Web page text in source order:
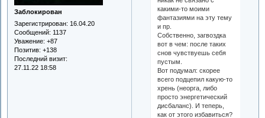
Заблокирован
Зарегистрирован: 16.04.20
Сообщений: 1137
Уважение: +87
Позитив: +138
Последний визит:
27.11.22 18:58
какими-то моими
фантазиями на эту тему
и пр.
Собственно, загвоздка
вот в чем: после таких
снов чувствуешь себя
пустым.
Вот подумал: скорее
всего подцепил какую-то
хрень (неорга, либо
просто энергетический
дисбаланс). И теперь,
как от этого избавиться?